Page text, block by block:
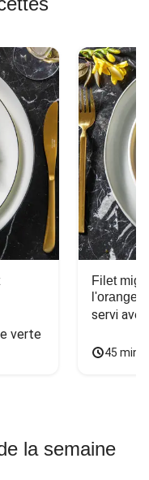
verte
Filet
l'orange
servi
45
la semaine